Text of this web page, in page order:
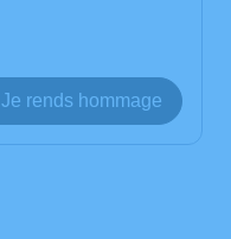
Je rends hommage